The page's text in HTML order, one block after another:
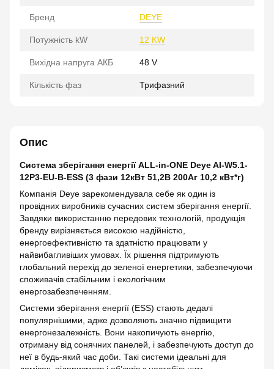
Бренд DEYE
Потужність kW 12 KW
Вихідна напруга АКБ 48 V
Кількість фаз Трифазний
Опис
Система зберігання енергії ALL-in-ONE Deye AI-W5.1-
12P3-EU-B-ESS (3 фази 12кВт 51,2В 200Аг 10,2 кВт*г)
Компанія Deye зарекомендувала себе як один із
провідних виробників сучасних систем зберігання енергії.
Завдяки використанню передових технологій, продукція
бренду вирізняється високою надійністю,
енергоефективністю та здатністю працювати у
найвибагливіших умовах. Їх рішення підтримують
глобальний перехід до зеленої енергетики, забезпечуючи
споживачів стабільним і екологічним
енергозабезпеченням.
Системи зберігання енергії (ESS) стають дедалі
популярнішими, адже дозволяють значно підвищити
енергонезалежність. Вони накопичують енергію,
отриману від сонячних панелей, і забезпечують доступ до
неї в будь-який час доби. Такі системи ідеальні для